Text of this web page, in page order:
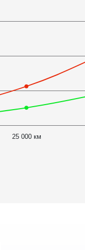
25 000 км